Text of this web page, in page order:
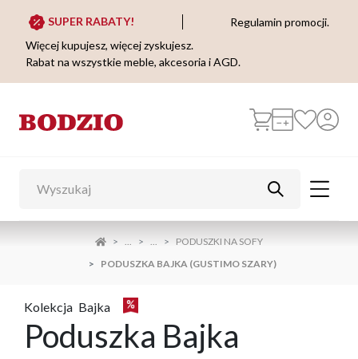
SUPER RABATY!
Regulamin promocji.
Więcej kupujesz, więcej zyskujesz.
Rabat na wszystkie meble, akcesoria i AGD.
... ...
PODUSZKI NA SOFY
PODUSZKA BAJKA (GUSTIMO SZARY)
Kolekcja Bajka
Poduszka Bajka